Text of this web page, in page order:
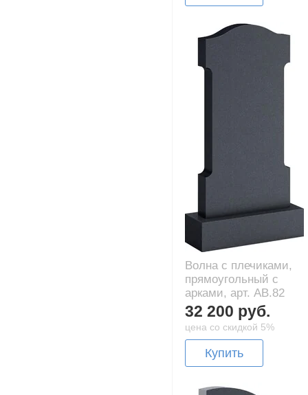
Волна с плечиками,
прямоугольный с
арками, арт. AB.82
32 200 руб.
цена со скидкой 5%
Купить